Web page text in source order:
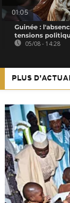
01:05
Guinée :
tensions
05/08 - 14:28
PLUS